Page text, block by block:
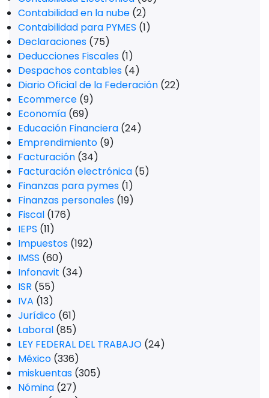
Contabilidad en la nube (2)
Contabilidad para PYMES (1)
Declaraciones (75)
Deducciones Fiscales (1)
Despachos contables (4)
Diario Oficial de la Federación (22)
Ecommerce (9)
Economía (69)
Educación Financiera (24)
Emprendimiento (9)
Facturación (34)
Facturación electrónica (5)
Finanzas para pymes (1)
Finanzas personales (19)
Fiscal (176)
IEPS (11)
Impuestos (192)
IMSS (60)
Infonavit (34)
ISR (55)
IVA (13)
Jurídico (61)
Laboral (85)
LEY FEDERAL DEL TRABAJO (24)
México (336)
miskuentas (305)
Nómina (27)